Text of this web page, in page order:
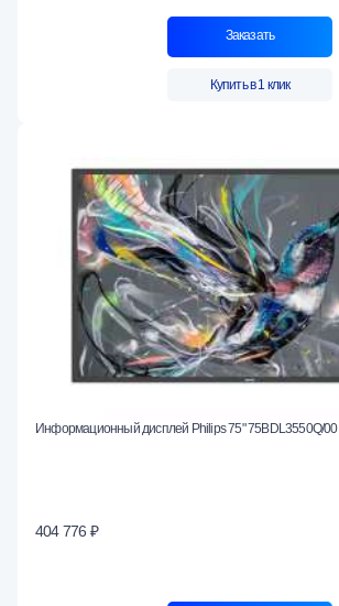
Заказать
Купить в 1 клик
Информационный дисплей Philips 75" 75BDL3550Q/00
404 776 ₽